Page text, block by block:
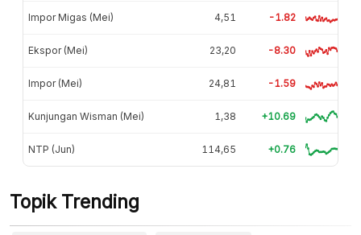
Impor Migas (Mei) 4,51 -1.82
Ekspor (Mei) 23,20 -8.30
Impor (Mei) 24,81 -1.59
Kunjungan Wisman (Mei) 1,38 +10.69
NTP (Jun) 114,65 +0.76
Topik Trending